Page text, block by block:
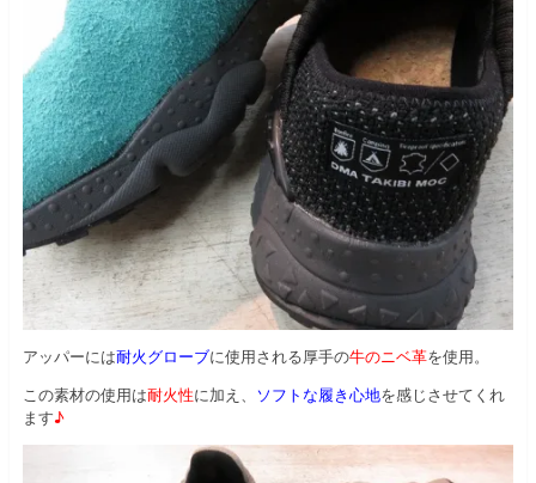
アッパーには耐火グローブに使用される厚手の牛のニベ革を使用。
この素材の使用は耐火性に加え、 ソフトな履き心地を感じさせてくれ
ます♪